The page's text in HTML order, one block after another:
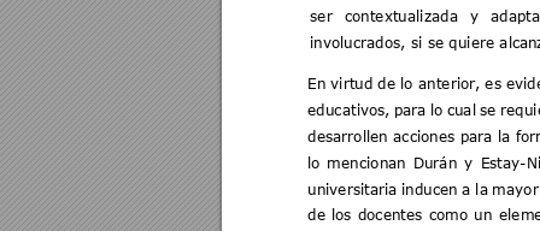
ser
contextualizada y
involucrados, si se quiere alc
En virtud de lo anterior, es
educativos, para lo cual se r
desarrollen acciones para la
lo mencionan Durán y Estay-
universitaria inducen a la
de los docentes como un